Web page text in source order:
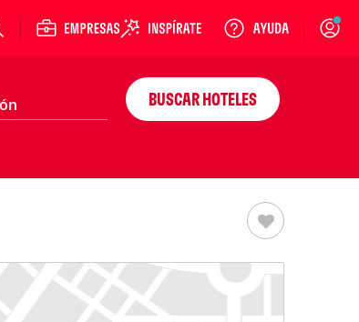
Login
BUSCAR HOTELES